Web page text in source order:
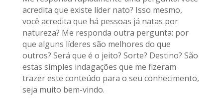
acredita que existe líder nato? Isso mesmo,
você acredita que há pessoas já natas por
natureza? Me responda outra pergunta: por
que alguns líderes são melhores do que
outros? Será que é o jeito? Sorte? Destino? São
estas simples indagações que me fizeram
trazer este conteúdo para o seu conhecimento,
seja muito bem-vindo.